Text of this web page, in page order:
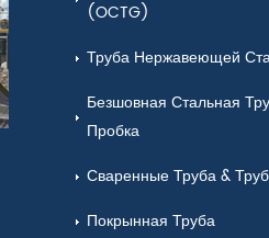
(OCTG)
Труба Нержавеющей
Безшовная Стальная
Пробка
Сваренные Труба &
Покрынная Труба